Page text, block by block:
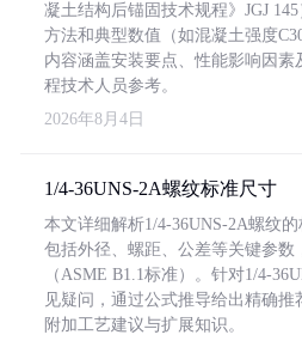
凝土结构后锚固技术规程》JGJ
方法和典型数值（如混凝土强度
内容涵盖安装要点、性能影响因素
程技术人员参考。
2026年8月4日
1/4-36UNS-2A螺纹标准尺寸
本文详细解析1/4-36UNS-2A螺纹
包括外径、螺距、公差等关键参数
（ASME B1.1标准）。针对1/4-
见疑问，通过公式推导给出精确推
附加工艺建议与扩展知识。